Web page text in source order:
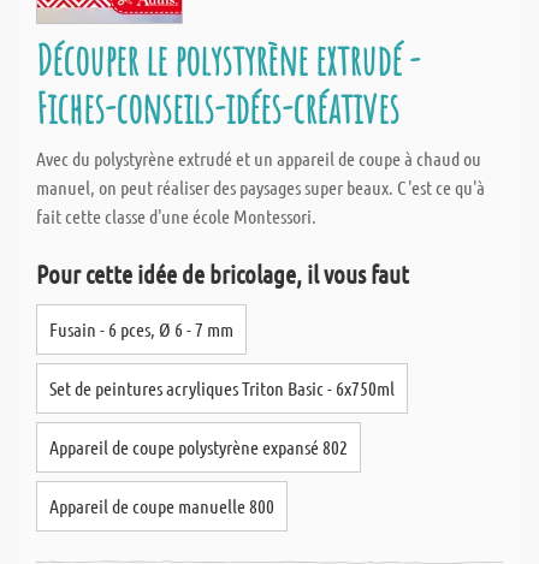
Découper le polystyrène extrudé -
Fiches-conseils-idées-créatives
Avec du polystyrène extrudé et un appareil de coupe à chaud ou
manuel, on peut réaliser des paysages super beaux. C'est ce qu'à
fait cette classe d'une école Montessori.
Pour cette idée de bricolage, il vous faut
Fusain - 6 pces, Ø 6 - 7 mm
Set de peintures acryliques Triton Basic - 6x750ml
Appareil de coupe polystyrène expansé 802
Appareil de coupe manuelle 800